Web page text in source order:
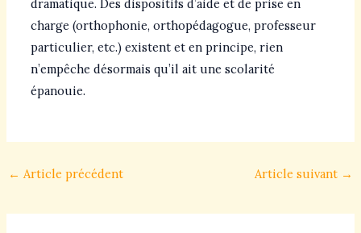
dramatique. Des dispositifs d’aide et de prise en
charge (orthophonie, orthopédagogue, professeur
particulier, etc.) existent et en principe, rien
n’empêche désormais qu’il ait une scolarité
épanouie.
← Article précédent Article suivant →